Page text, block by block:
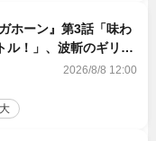
ホーン』第3話「味わ
ル！」、波斬のギリコ
んできた！2026/8/8 12:00